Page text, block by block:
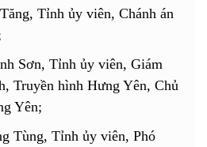
Tỉnh ủy viên, Chánh án
Sơn, Tỉnh ủy viên, Giám
Truyền hình Hưng Yên, Chủ
Yên;
Tùng, Tỉnh ủy viên, Phó